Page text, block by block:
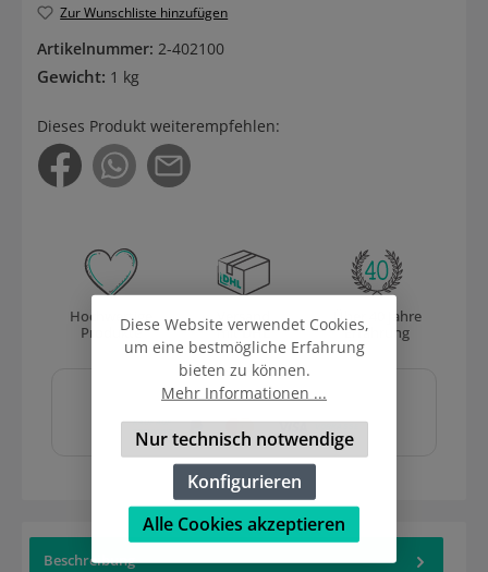
Zur Wunschliste hinzufügen
Artikelnummer: 2-402100
Gewicht: 1 kg
Dieses Produkt weiterempfehlen:
Hochwertige
Produkte
mit DHL
Über 40 Jahre
Erfahrung
Sicher und schnell
bezahlen mit
Beschreibung
Diese Website verwendet Cookies,
um eine bestmögliche Erfahrung
bieten zu können.
Mehr Informationen ...
Nur technisch notwendige
Konfigurieren
Alle Cookies akzeptieren